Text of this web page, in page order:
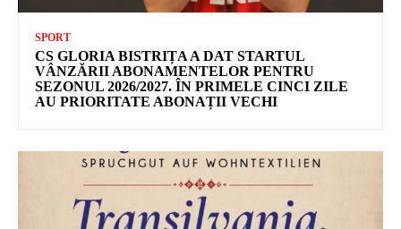
SPORT
CS GLORIA BISTRIȚA A DAT STARTUL
VÂNZĂRII ABONAMENTELOR PENTRU
SEZONUL 2026/2027. ÎN PRIMELE CINCI ZILE
AU PRIORITATE ABONAȚII VECHI